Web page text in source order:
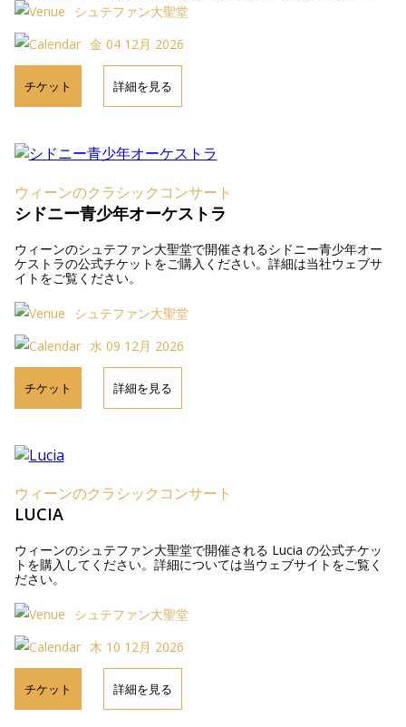
シュテファン大聖堂
金 04 12月 2026
チケット 詳細を見る
ウィーンのクラシックコンサート
シドニー青少年オーケストラ
ウィーンのシュテファン大聖堂で開催されるシドニー青少年オー
ケストラの公式チケットをご購入ください。詳細は当社ウェブサ
イトをご覧ください。
シュテファン大聖堂
水 09 12月 2026
チケット 詳細を見る
ウィーンのクラシックコンサート
LUCIA
ウィーンのシュテファン大聖堂で開催される Lucia の公式チケッ
トを購入してください。詳細については当ウェブサイトをご覧く
ださい。
シュテファン大聖堂
木 10 12月 2026
チケット 詳細を見る